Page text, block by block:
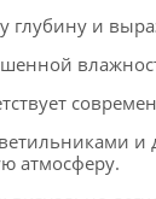
и
атмосферу.